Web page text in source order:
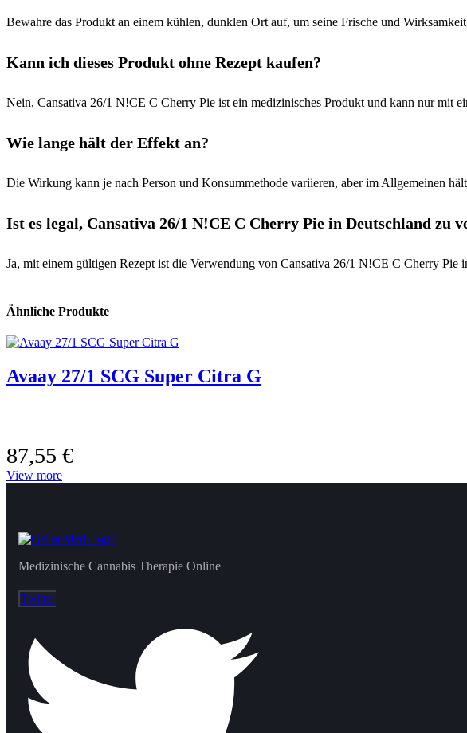
Bewahre das Produkt an einem kühlen, dunklen Ort auf, um seine Frische und
Kann ich dieses Produkt ohne Rezept kaufen?
Nein, Cansativa 26/1 N!CE C Cherry Pie ist ein medizinisches Produkt und kann nur mit
Wie lange hält der Effekt an?
Die Wirkung kann je nach Person und Konsummethode variieren, aber im Allgemeinen
Ist es legal, Cansativa 26/1 N!CE C Cherry Pie in Deutschland zu
Ja, mit einem gültigen Rezept ist die Verwendung von Cansativa 26/1 N!CE C Cherry Pie
Ähnliche Produkte
Avaay 27/1 SCG Super Citra G
87,55 €
View more
Medizinische Cannabis Therapie Online
Twitter